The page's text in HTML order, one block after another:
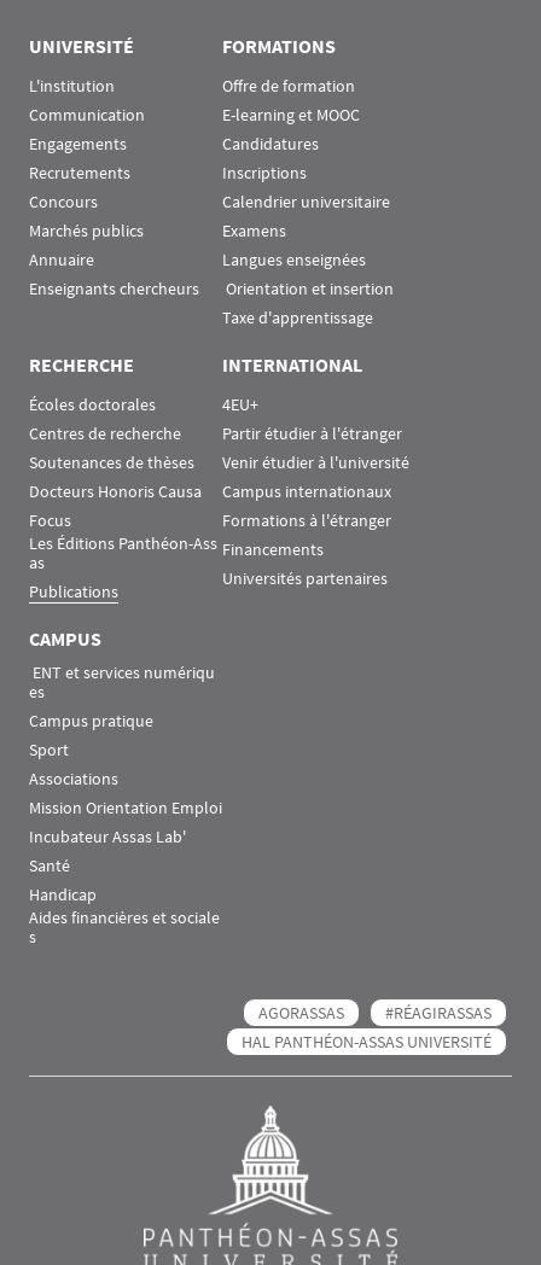
UNIVERSITÉ
L'institution
Communication
Engagements
Recrutements
Concours
Marchés publics
Annuaire
Enseignants chercheurs
FORMATIONS
Offre de formation
E-learning et MOOC
Candidatures
Inscriptions
Calendrier universitaire
Examens
Langues enseignées
Orientation et insertion
Taxe d'apprentissage
RECHERCHE
Écoles doctorales
Centres de recherche
Soutenances de thèses
Docteurs Honoris Causa
Focus
Les Éditions Panthéon-Ass
as
Publications
INTERNATIONAL
4EU+
Partir étudier à l'étranger
Venir étudier à l'université
Campus internationaux
Formations à l'étranger
Financements
Universités partenaires
CAMPUS
es
Campus pratique
Sport
Associations
Mission Orientation Emploi
Incubateur Assas Lab'
Santé
Handicap
Aides financières et sociale
s
AGORASSAS
#RÉAGIRASSAS
HAL PANTHÉON-ASSAS UNIVERSITÉ